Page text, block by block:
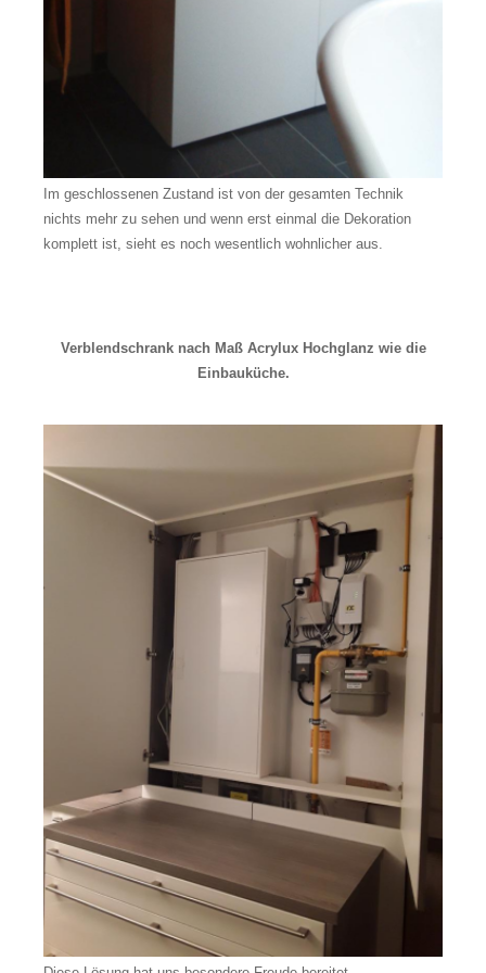
Im geschlossenen Zustand ist von der gesamten Technik
nichts mehr zu sehen und wenn erst einmal die Dekoration
komplett ist, sieht es noch wesentlich wohnlicher aus.
Verblendschrank nach Maß Acrylux Hochglanz wie die
Einbauküche.